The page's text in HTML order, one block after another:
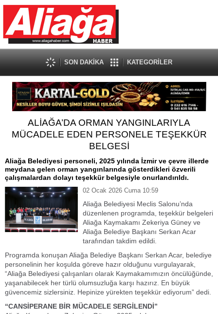
SON DAKİKA KATEGORİLER
ALİAĞA’DA ORMAN YANGINLARIYLA
MÜCADELE EDEN PERSONELE TEŞEKKÜR
BELGESİ
Aliağa Belediyesi personeli, 2025 yılında İzmir ve çevre illerde
meydana gelen orman yangınlarında gösterdikleri özverili
çalışmalardan dolayı teşekkür belgesiyle onurlandırıldı.
02 Ocak 2026 Cuma 10:59
Aliağa Belediyesi Meclis Salonu’nda
düzenlenen programda, teşekkür belgeleri
Aliağa Kaymakamı Zekeriya Güney ve
Aliağa Belediye Başkanı Serkan Acar
tarafından takdim edildi.
Programda konuşan Aliağa Belediye Başkanı Serkan Acar, belediye
personelinin her koşulda göreve hazır olduğunu vurgulayarak,
“Aliağa Belediyesi çalışanları olarak Kaymakamımızın öncülüğünde,
yaşanabilecek her türlü olumsuzluğa karşı hazırız. En büyük
güvencemiz sizlersiniz. Hepinize yürekten teşekkür ediyorum” dedi.
“CANSİPERANE BİR MÜCADELE SERGİLENDİ”